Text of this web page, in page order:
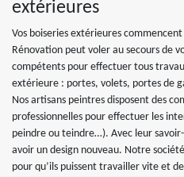
extérieures
Vos boiseries extérieures
Rénovation peut voler au secours de
compétents pour effectuer tous
extérieure : portes, volets, portes de
Nos artisans peintres disposent des
professionnelles pour effectuer les
peindre ou teindre…). Avec leur
avoir un design nouveau. Notre
pour qu’ils puissent travailler vite et